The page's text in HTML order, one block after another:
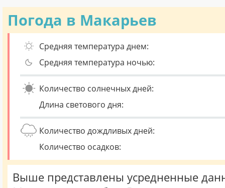
Погода в Макарьев
Средняя температура днем:
Средняя температура ночью:
Количество солнечных дней:
Длина светового дня:
Количество дождливых дней:
Количество осадков:
Выше представлены усредненные